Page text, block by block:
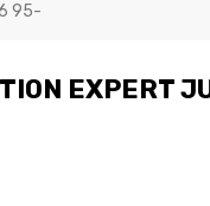
95-
EXPERT